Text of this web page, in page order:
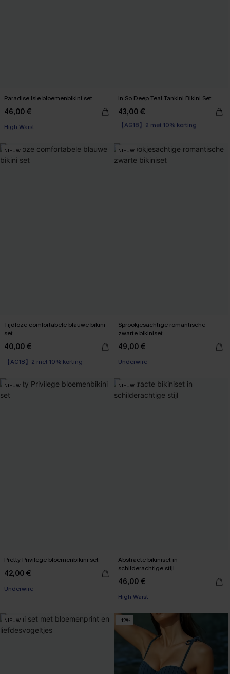
Paradise Isle bloemenbikini set
46,00 €
High Waist
In So Deep Teal Tankini Bikini Set
43,00 €
【AG18】2 met 10% korting
High Waist
NIEUW
Tijdloze comfortabele blauwe bikini
set
40,00 €
【AG18】2 met 10% korting
NIEUW
Sprookjesachtige romantische
zwarte bikiniset
49,00 €
Underwire
NIEUW
Pretty Privilege bloemenbikini set
42,00 €
Underwire
NIEUW
Abstracte bikiniset in
schilderachtige stijl
46,00 €
High Waist
NIEUW -12%